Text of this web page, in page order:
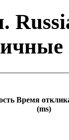
Время
(ms)